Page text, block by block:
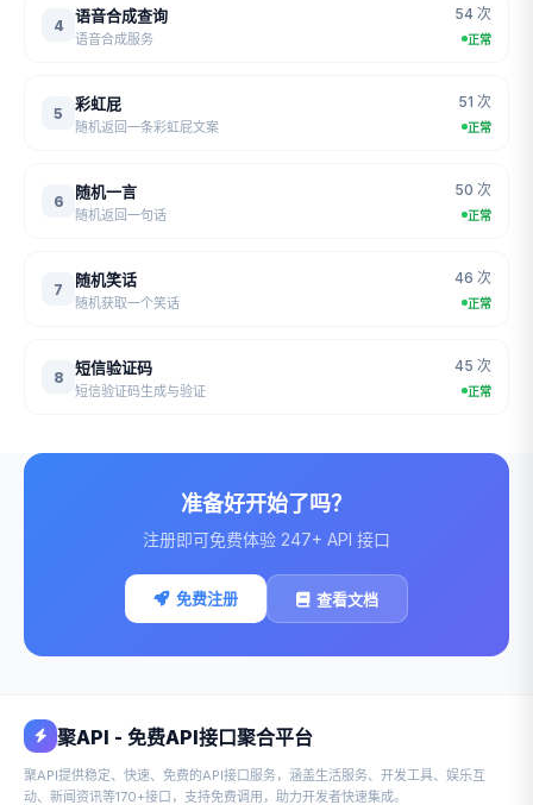
4
语音合成查询
语音合成服务
54 次
正常
5
彩虹屁
随机返回一条彩虹屁文案
51 次
正常
6
随机一言
随机返回一句话
50 次
正常
7
随机笑话
随机获取一个笑话
46 次
正常
8
短信验证码
短信验证码生成与验证
45 次
正常
准备好开始了吗？
注册即可免费体验 247+ API 接口
免费注册 查看文档
聚API - 免费API接口聚合平台
聚API提供稳定、快速、免费的API接口服务，涵盖生活服务、开发工具、娱乐互
动、新闻资讯等170+接口，支持免费调用，助力开发者快速集成。